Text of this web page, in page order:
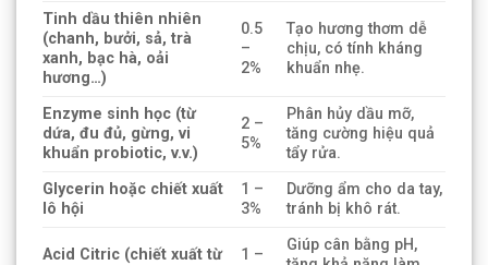
Tinh dầu thiên nhiên
(chanh, bưởi, sả, trà
xanh, bạc hà, oải
hương…)
0.5
–
2%
Tạo hương thơm dễ
chịu, có tính kháng
khuẩn nhẹ.
Enzyme sinh học (từ
dứa, đu đủ, gừng, vi
khuẩn probiotic, v.v.)
2 –
5%
Phân hủy dầu mỡ,
tăng cường hiệu quả
tẩy rửa.
Glycerin hoặc chiết xuất
lô hội
1 –
3%
Dưỡng ẩm cho da tay,
tránh bị khô rát.
Acid Citric (chiết xuất từ
1 –
Giúp cân bằng pH,